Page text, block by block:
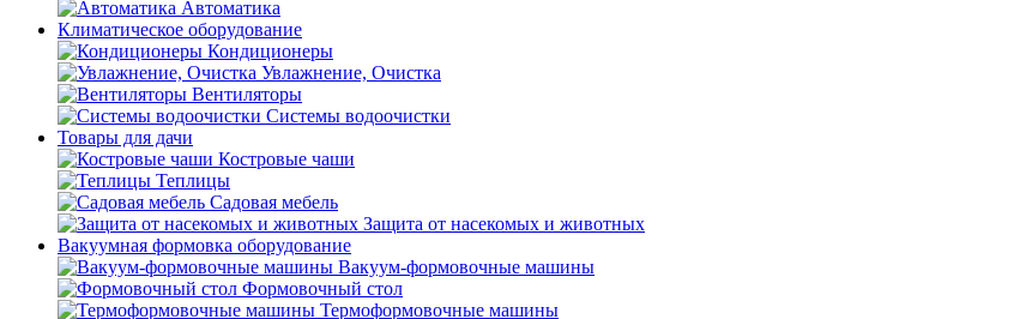
Автоматика
Климатическое оборудование
Кондиционеры
Увлажнение, Очистка
Вентиляторы
Системы водоочистки
Товары для дачи
Костровые чаши
Теплицы
Садовая мебель
Защита от насекомых и животных
Вакуумная формовка оборудование
Вакуум-формовочные машины
Формовочный стол
Термоформовочные машины